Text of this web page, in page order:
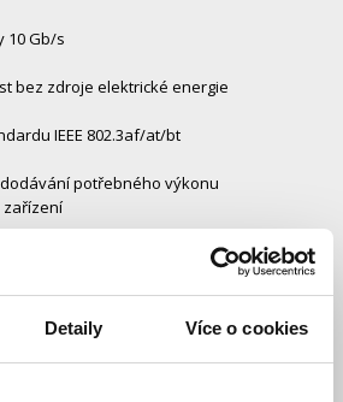
Detaily Více o cookies
10 Gb/s
bez zdroje elektrické energie
IEEE 802.3af/at/bt
potřebného výkonu
– zapojení bez potřebné instalace